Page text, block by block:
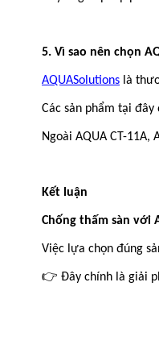
5. Vì sao nên chọn
AQUASolutions là
Các sản phẩm tại
Ngoài AQUA CT-
Kết luận
Chống thấm sàn với
Việc lựa chọn đúng
👉 Đây chính là giải